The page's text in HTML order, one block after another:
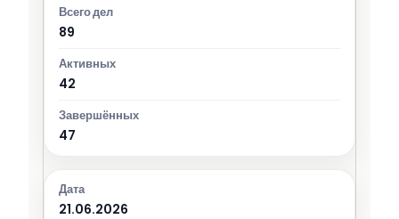
89
42
47
21.06.2026